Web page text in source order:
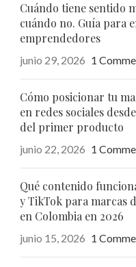
Cuándo tiene sentido
cuándo no. Guía para
emprendedores
junio 29, 2026 1
Cómo posicionar tu
en redes sociales
del primer producto
junio 22, 2026 1
Qué contenido
y TikTok para marcas
en Colombia en 2026
junio 15, 2026 1